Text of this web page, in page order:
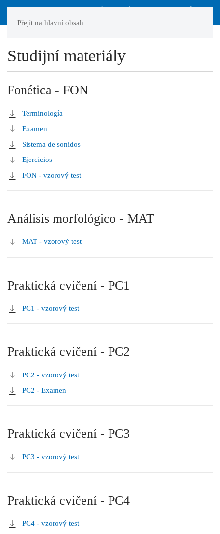
Přejít na hlavní obsah
Studijní materiály
Fonética - FON
Terminología
Examen
Sistema de sonidos
Ejercicios
FON - vzorový test
Análisis morfológico - MAT
MAT - vzorový test
Praktická cvičení - PC1
PC1 - vzorový test
Praktická cvičení - PC2
PC2 - vzorový test
PC2 - Examen
Praktická cvičení - PC3
PC3 - vzorový test
Praktická cvičení - PC4
PC4 - vzorový test